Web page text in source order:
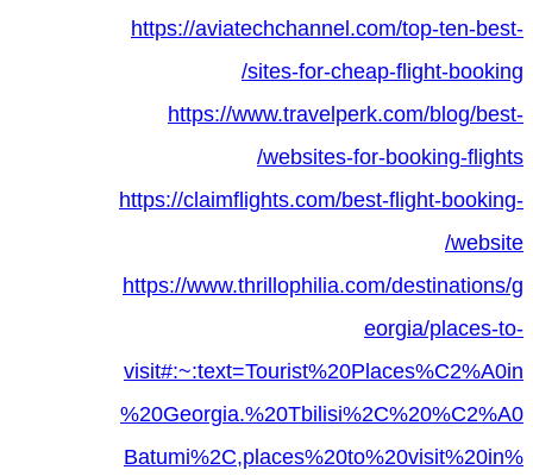
https://aviatechchannel.com/top-ten-best-
sites-for-cheap-flight-booking/
https://www.travelperk.com/blog/best-
websites-for-booking-flights/
https://claimflights.com/best-flight-booking-
website/
https://www.thrillophilia.com/destinations/g
eorgia/places-to-
visit#:~:text=Tourist%20Places%C2%A0in
%20Georgia.%20Tbilisi%2C%20%C2%A0
Batumi%2C,places%20to%20visit%20in%